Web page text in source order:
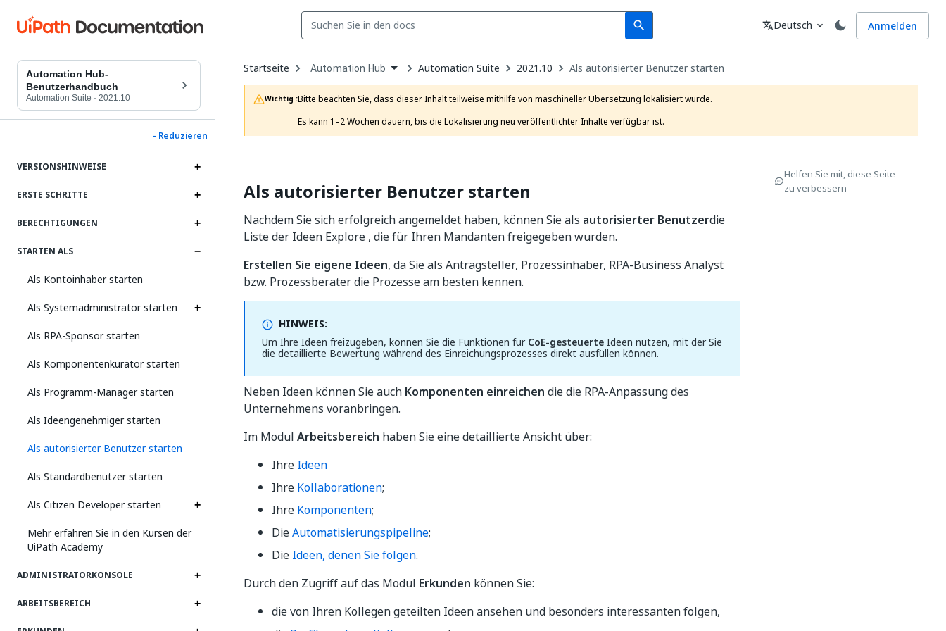
search
Search Sprache
translateDeutsch expand_more Anmelden
Automation Hub-
Benutzerhandbuch
Automation Suite · 2021.10
- Reduzieren
VERSIONSHINWEISE
ERSTE SCHRITTE
BERECHTIGUNGEN
STARTEN ALS
Als Kontoinhaber starten
Als Systemadministrator starten
Als RPA-Sponsor starten
Als Komponentenkurator starten
Als Programm-Manager starten
Als Ideengenehmiger starten
Als autorisierter Benutzer starten
Als Standardbenutzer starten
Als Citizen Developer starten
Mehr erfahren Sie in den Kursen der
UiPath Academy
ADMINISTRATORKONSOLE
ARBEITSBEREICH
Startseite Open
Dropdown
to
choose
product
Automation Hub Automation Suite 2021.10 Als autorisierter Benutzer starten
Wichtig :Bitte beachten Sie, dass dieser Inhalt teilweise mithilfe von maschineller Übersetzung lokalisiert wurde.
Es kann 1–2 Wochen dauern, bis die Lokalisierung neu veröffentlichter Inhalte verfügbar ist.
Als autorisierter Benutzer starten
Nachdem Sie sich erfolgreich angemeldet haben, können Sie als autorisierter Benutzerdie
Liste der Ideen Explore , die für Ihren Mandanten freigegeben wurden.
Erstellen Sie eigene Ideen, da Sie als Antragsteller, Prozessinhaber, RPA-Business Analyst
bzw. Prozessberater die Prozesse am besten kennen.
HINWEIS:
Um Ihre Ideen freizugeben, können Sie die Funktionen fürCoE-gesteuerteIdeen nutzen, mit der Sie
die detaillierte Bewertung während des Einreichungsprozesses direkt ausfüllen können.
Neben Ideen können Sie auch Komponenten einreichen die die RPA-Anpassung des
Unternehmens voranbringen.
Im Modul Arbeitsbereich haben Sie eine detaillierte Ansicht über:
Ihre Ideen
Ihre Kollaborationen;
Ihre Komponenten;
DieAutomatisierungspipeline;
Die Ideen, denen Sie folgen.
Durch den Zugriff auf das Modul Erkunden können Sie:
die von Ihren Kollegen geteilten Ideen ansehen und besonders interessanten folgen,
Helfen Sie mit, diese Seite
zu verbessern